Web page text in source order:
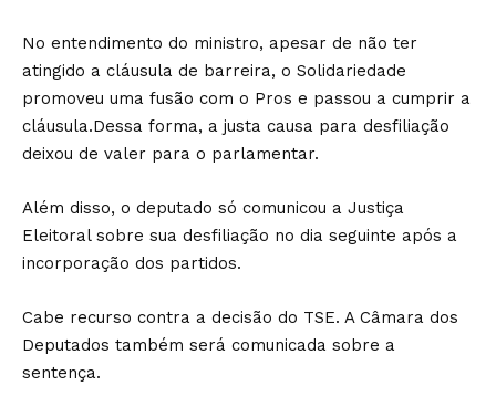
No entendimento do ministro, apesar de não ter
atingido a cláusula de barreira, o Solidariedade
promoveu uma fusão com o Pros e passou a cumprir a
cláusula.Dessa forma, a justa causa para desfiliação
deixou de valer para o parlamentar.
Além disso, o deputado só comunicou a Justiça
Eleitoral sobre sua desfiliação no dia seguinte após a
incorporação dos partidos.
Cabe recurso contra a decisão do TSE. A Câmara dos
Deputados também será comunicada sobre a
sentença.